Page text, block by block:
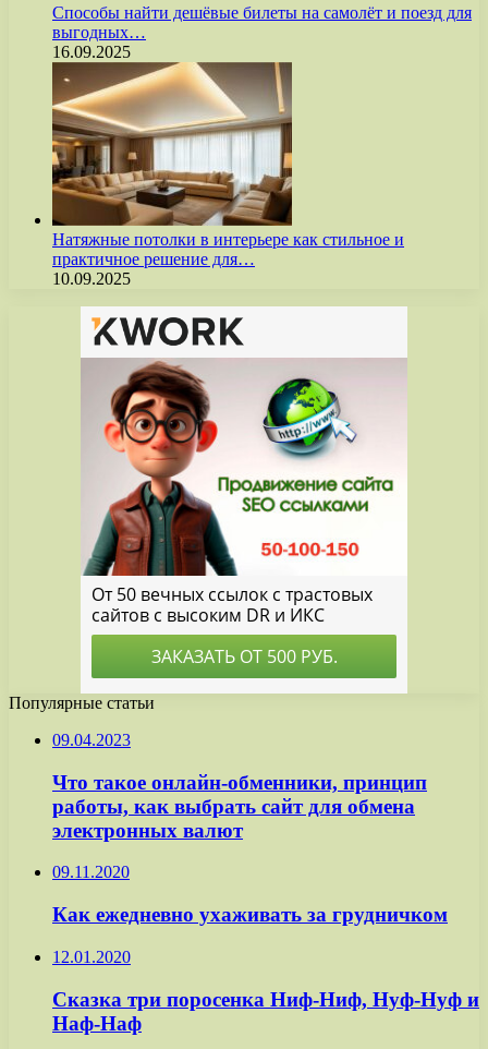
Способы найти дешёвые билеты на самолёт и поезд для
выгодных…
16.09.2025
Натяжные потолки в интерьере как стильное и
практичное решение для…
10.09.2025
Популярные статьи
09.04.2023
Что такое онлайн-обменники, принцип
работы, как выбрать сайт для обмена
электронных валют
09.11.2020
Как ежедневно ухаживать за грудничком
12.01.2020
Сказка три поросенка Ниф-Ниф, Нуф-Нуф и
Наф-Наф